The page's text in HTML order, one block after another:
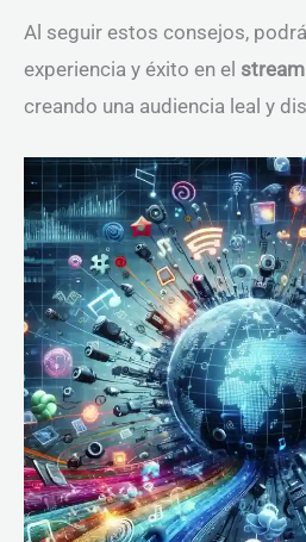
Al seguir estos consejos,
experiencia y éxito en el
creando una audiencia leal y